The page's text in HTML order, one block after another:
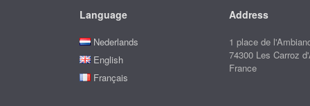
Language
Nederlands
English
Français
Address
1 place de
74300 Les Carroz
France